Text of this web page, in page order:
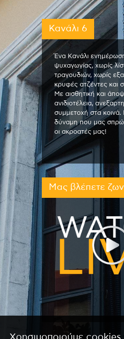
Κανάλι 6
Ένα Κανάλι
ψυχαγωγίας, χωρίς
τραγουδιών, χωρίς
κρυφές ατζέντες και
Με αισθητική και
ανιδιοτέλεια,
συμμετοχή στα κοινά.
δύναμη που μας
οι ακροατές μας!
Μας βλέπετε